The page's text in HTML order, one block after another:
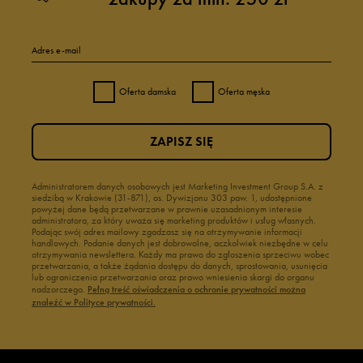
Adres e-mail
Oferta damska Oferta męska
Administratorem danych osobowych jest Marketing Investment Group S.A. z
siedzibą w Krakowie (31-871), os. Dywizjonu 303 paw. 1, udostępnione
powyżej dane będą przetwarzane w prawnie uzasadnionym interesie
administratora, za który uważa się marketing produktów i usług własnych.
Podając swój adres mailowy zgadzasz się na otrzymywanie informacji
handlowych. Podanie danych jest dobrowolne, aczkolwiek niezbędne w celu
otrzymywania newslettera. Każdy ma prawo do zgłoszenia sprzeciwu wobec
przetwarzania, a także żądania dostępu do danych, sprostowania, usunięcia
lub ograniczenia przetwarzania oraz prawo wniesienia skargi do organu
nadzorczego. Pełną treść oświadczenia o ochronie prywatności można
znaleźć w Polityce prywatności.
ZAPISZ SIĘ